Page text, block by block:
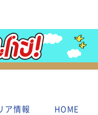
ア情報 HOME